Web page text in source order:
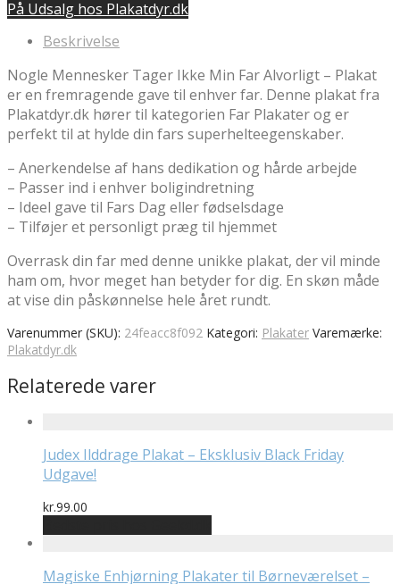
pris
kr.139.00.
pris
kr.118.15.
På Udsalg hos Plakatdyr.dk
Beskrivelse
Nogle Mennesker Tager Ikke Min Far Alvorligt – Plakat
er en fremragende gave til enhver far. Denne plakat fra
Plakatdyr.dk hører til kategorien Far Plakater og er
perfekt til at hylde din fars superhelteegenskaber.
– Anerkendelse af hans dedikation og hårde arbejde
– Passer ind i enhver boligindretning
– Ideel gave til Fars Dag eller fødselsdage
– Tilføjer et personligt præg til hjemmet
Overrask din far med denne unikke plakat, der vil minde
ham om, hvor meget han betyder for dig. En skøn måde
at vise din påskønnelse hele året rundt.
Varenummer (SKU): 24feacc8f092 Kategori: Plakater Varemærke:
Plakatdyr.dk
Relaterede varer
Judex Ilddrage Plakat – Eksklusiv Black Friday
Udgave!
kr.99.00
Magiske Enhjørning Plakater til Børneværelset –